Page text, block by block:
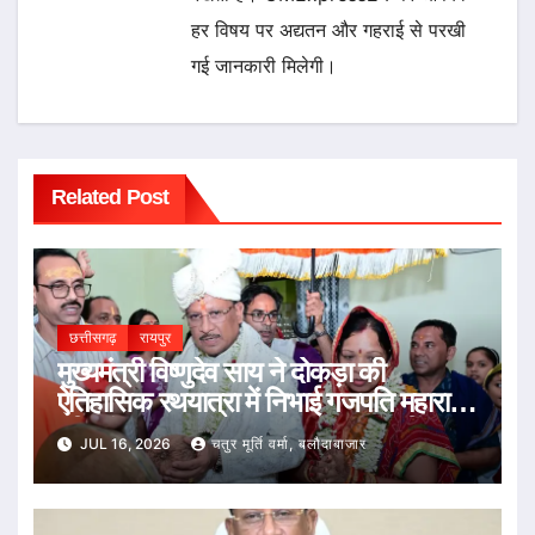
हर विषय पर अद्यतन और गहराई से परखी
गई जानकारी मिलेगी।
Related Post
छत्तीसगढ़ रायपुर
मुख्यमंत्री विष्णुदेव साय ने दोकड़ा की
ऐतिहासिक रथयात्रा में निभाई गजपति महाराजा
की परंपरा : भगवान जगन्नाथ का रथ खींचकर
प्रदेशवासियों के सुख, समृद्धि और खुशहाली की
कामना की
JUL 16, 2026 चतुर मूर्ति वर्मा, बलौदाबाजार